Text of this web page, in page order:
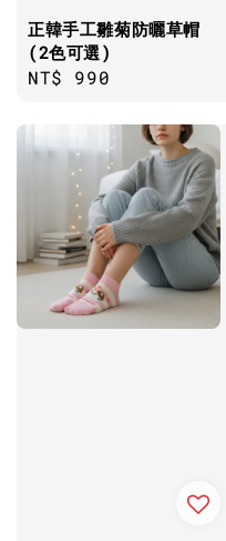
正韓手工雛菊防曬草帽
(2色可選)
Regular
NT$ 990